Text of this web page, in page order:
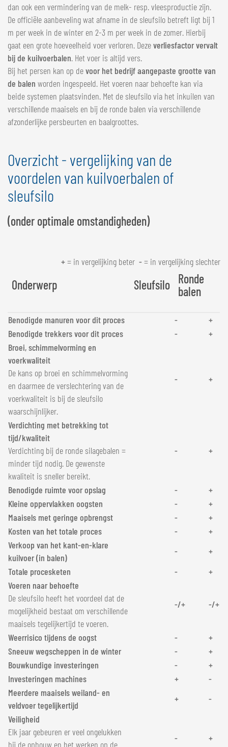
dan ook een vermindering van de melk- resp. vleesproductie zijn.
De officiële aanbeveling wat afname in de sleufsilo betreft ligt bij 1
m per week in de winter en 2-3 m per week in de zomer. Hierbij
gaat een grote hoeveelheid voer verloren. Dezeverliesfactor vervalt
bij de kuilvoerbalen. Het voer is altijd vers.
Bij het persen kan op devoor het bedrijf aangepaste grootte van
de balen worden ingespeeld. Het voeren naar behoefte kan via
beide systemen plaatsvinden. Met de sleufsilo via het inkuilen van
verschillende maaisels en bij de ronde balen via verschillende
afzonderlijke persbeurten en baalgroottes.
Overzicht - vergelijking van de
voordelen van kuilvoerbalen of
sleufsilo
(onder optimale omstandigheden)
+= in vergelijking beter-= in vergelijking slechter
Onderwerp Sleufsilo Ronde
balen
Benodigde manuren voor dit proces -
+
Benodigde trekkers voor dit proces
-
+
Broei, schimmelvorming en
voerkwaliteit
De kans op broei en schimmelvorming
en daarmee de verslechtering van de
voerkwaliteit is bij de sleufsilo
waarschijnlijker.
- +
Verdichting met betrekking tot
tijd/kwaliteit
Verdichting bij de ronde silagebalen =
minder tijd nodig. De gewenste
kwaliteit is sneller bereikt.
- +
Benodigde ruimte voor opslag -
+
Kleine oppervlakken oogsten
-
+
Maaisels met geringe opbrengst -
+
Kosten van het totale proces
-
+
Verkoop van het kant-en-klare
kuilvoer (in balen)
-
+
Totale procesketen
-
+
Voeren naar behoefte
De sleufsilo heeft het voordeel dat de
mogelijkheid bestaat om verschillende
maaisels tegelijkertijd te voeren.
-/+ -/+
Weerrisico tijdens de oogst -
+
Sneeuw wegscheppen in de winter
-
+
Bouwkundige investeringen
-
+
Investeringen machines
+
-
Meerdere maaisels weiland- en
veldvoer tegelijkertijd
+
-
Veiligheid
Elk jaar gebeuren er veel ongelukken
bij de opbouw en het werken op de
- +